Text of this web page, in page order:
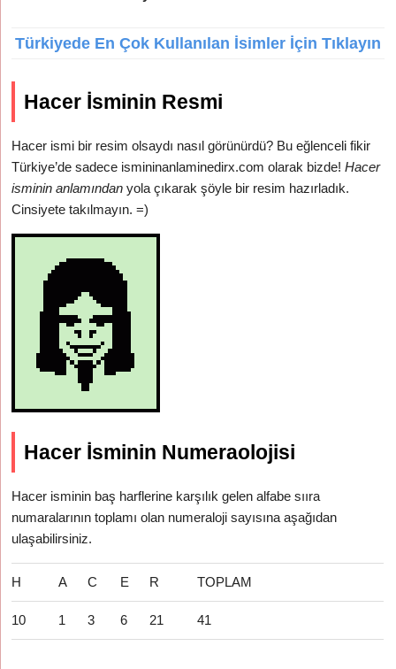
Türkiyede En Çok Kullanılan İsimler İçin Tıklayın
Hacer İsminin Resmi
Hacer ismi bir resim olsaydı nasıl görünürdü? Bu eğlenceli fikir
Türkiye’de sadece ismininanlaminedirx.com olarak bizde!Hacer
isminin anlamından yola çıkarak şöyle bir resim hazırladık.
Cinsiyete takılmayın. =)
Hacer İsminin Numeraolojisi
Hacer isminin baş harflerine karşılık gelen alfabe sııra
numaralarının toplamı olan numeraloji sayısına aşağıdan
ulaşabilirsiniz.
H A C E R TOPLAM
10 1 3 6 21 41